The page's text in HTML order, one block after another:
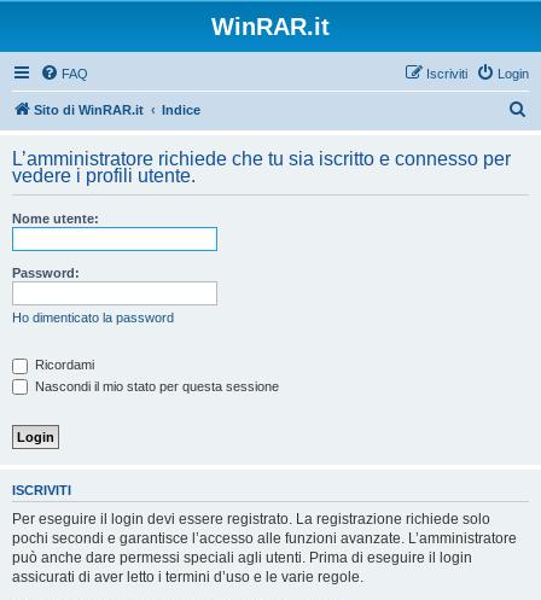
WinRAR.it
FAQ Login
Iscriviti
Sito di WinRAR.it Indice
c
L’amministratore richiede che tu sia iscritto e connesso per
vedere i profili utente.
Nome utente:
Password:
Ho dimenticato la password
Ricordami
Nascondi il mio stato per questa sessione
ISCRIVITI
Per eseguire il login devi essere registrato. La registrazione richiede solo
pochi secondi e garantisce l’accesso alle funzioni avanzate. L’amministratore
può anche dare permessi speciali agli utenti. Prima di eseguire il login
assicurati di aver letto i termini d’uso e le varie regole.